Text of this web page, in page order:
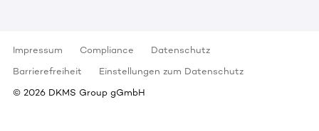
Impressum Compliance
Datenschutz
Barrierefreiheit
Einstellungen zum Datenschutz
© 2026 DKMS Group gGmbH